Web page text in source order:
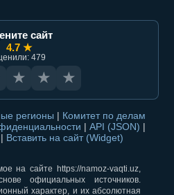
сайт
4.7 ★
479
★ ★ ★
регионы | Комитет по делам
| API (JSON) |
| Вставить на сайт (Widget)
на сайте https://namoz-vaqti.uz,
официальных источников.
характер, и их абсолютная